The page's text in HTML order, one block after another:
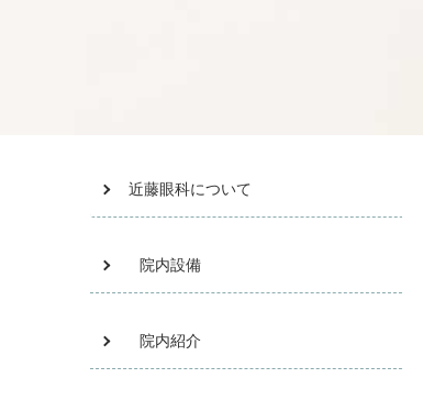
近藤眼科について
院内設備
院内紹介